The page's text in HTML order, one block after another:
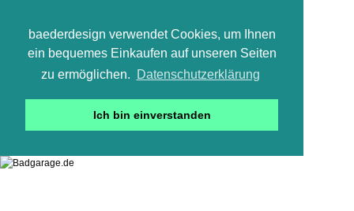
baederdesign verwendet Cookies, um Ihnen
ein bequemes Einkaufen auf unseren Seiten
zu ermöglichen.
Datenschutzerklärung
Ich bin einverstanden